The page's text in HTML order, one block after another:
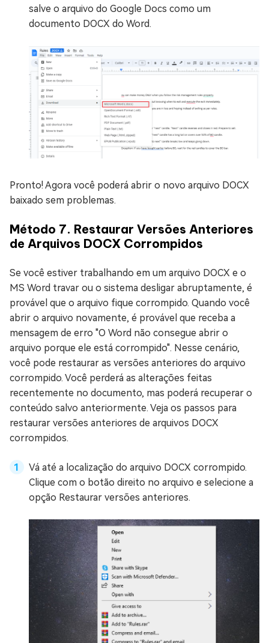
salve o arquivo do Google Docs como um
documento DOCX do Word.
Pronto! Agora você poderá abrir o novo arquivo DOCX
baixado sem problemas.
Método 7. Restaurar Versões Anteriores
de Arquivos DOCX Corrompidos
Se você estiver trabalhando em um arquivo DOCX e o
MS Word travar ou o sistema desligar abruptamente, é
provável que o arquivo fique corrompido. Quando você
abrir o arquivo novamente, é provável que receba a
mensagem de erro "O Word não consegue abrir o
arquivo porque ele está corrompido". Nesse cenário,
você pode restaurar as versões anteriores do arquivo
corrompido. Você perderá as alterações feitas
recentemente no documento, mas poderá recuperar o
conteúdo salvo anteriormente. Veja os passos para
restaurar versões anteriores de arquivos DOCX
corrompidos.
Vá até a localização do arquivo DOCX corrompido.
Clique com o botão direito no arquivo e selecione a
opção Restaurar versões anteriores.